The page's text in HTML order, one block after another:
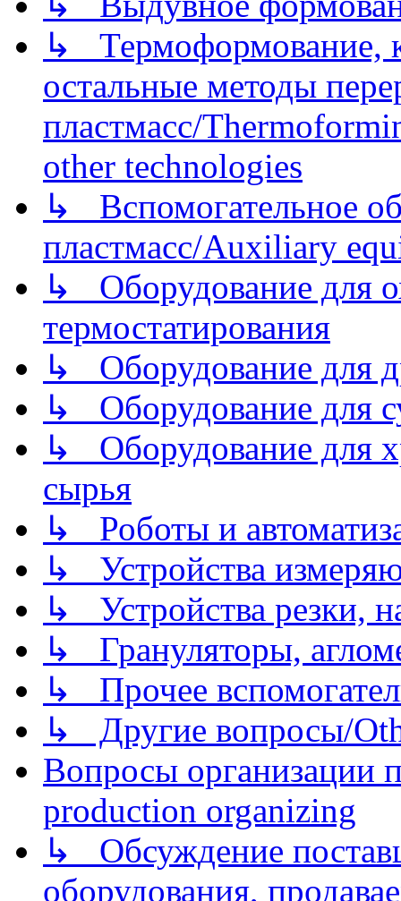
↳ Термоформование,
остальные методы
пластмасс/
other technologies
↳ Вспомогательное
пластмасс/Auxiliary
↳ Оборудование для
термостатирования
↳ Оборудование для
↳ Оборудование для
↳ Оборудование для
сырья
↳ Роботы и
↳ Устройства
↳ Устройства резки,
↳ Грануляторы,
↳ Прочее
↳ Другие вопросы/
Вопросы организации
production organizing
↳ Обсуждение
оборудования,